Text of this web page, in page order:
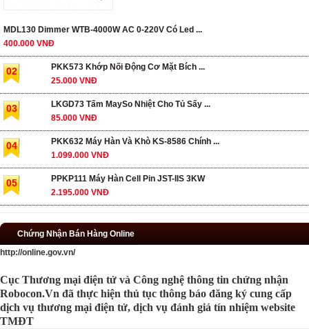
MDL130 Dimmer WTB-4000W AC 0-220V Có Led ...
400.000 VNĐ
02
PKK573 Khớp Nối Động Cơ Mặt Bích ...
25.000 VNĐ
03
LKGD73 Tấm MaySo Nhiệt Cho Tủ Sấy ...
85.000 VNĐ
04
PKK632 Máy Hàn Và Khò KS-8586 Chính ...
1.099.000 VNĐ
05
PPKP111 Máy Hàn Cell Pin JST-IIS 3KW
2.195.000 VNĐ
Chứng Nhận Bán Hàng Online
http://online.gov.vn/
Cục Thương mại điện tử và Công nghệ thông tin chứng nhận
Robocon.Vn đã thực hiện thủ tục thông báo đăng ký cung cấp
dịch vụ thương mại điện tử, dịch vụ đánh giá tín nhiệm website
TMĐT